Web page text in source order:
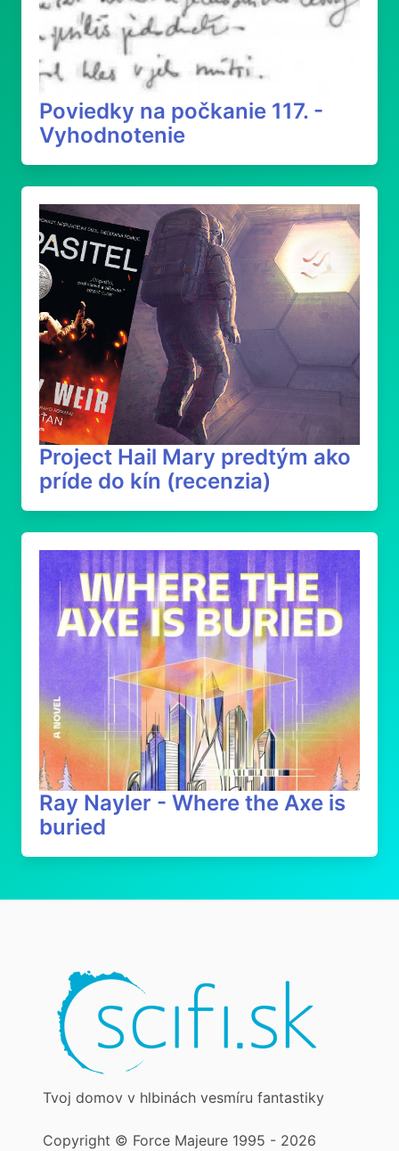
Poviedky na počkanie 117. -
Vyhodnotenie
Project Hail Mary predtým ako
príde do kín (recenzia)
Ray Nayler - Where the Axe is
buried
Tvoj domov v hlbinách vesmíru fantastiky
Copyright © Force Majeure 1995 - 2026